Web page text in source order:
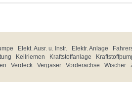
Elekt. Ausr. u. Instr. Elektr. Anlage
Keilriemen Kraftstoffanlage
Verdeck Vergaser Vorderachse Wischer